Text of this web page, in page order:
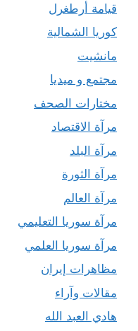
قيامة أرطغرل
كوريا الشمالية
مانشيت
مجتمع و ميديا
مختارات الصحف
مرآة الاقتصاد
مرآة البلد
مرآة الثورة
مرآة العالم
مرآة سوريا التعليمي
مرآة سوريا العلمي
مظاهرات إيران
مقالات وآراء
هادي العبد الله